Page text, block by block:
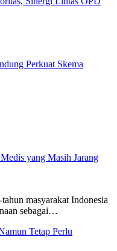
Perkuat Skema
yang Masih Jarang
masyarakat Indonesia
sebagai…
Tetap Perlu